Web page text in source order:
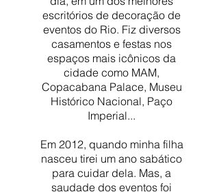
escritórios de decoração de
eventos do Rio. Fiz diversos
casamentos e festas nos
espaços mais icônicos da
cidade como MAM,
Copacabana Palace, Museu
Histórico Nacional, Paço
Imperial...
Em 2012, quando minha filha
nasceu tirei um ano sabático
para cuidar dela. Mas, a
saudade dos eventos foi